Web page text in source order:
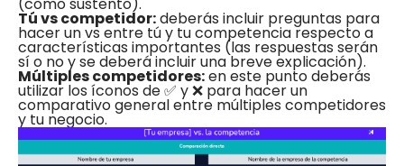
Tú vs competidor:deberás incluir preguntas para
hacer un vs entre tú y tu competencia respecto a
características importantes (las respuestas serán
sí o no y se deberá incluir una breve explicación).
Múltiples competidores:en este punto deberás
utilizar los íconos de ✅ y ❌ para hacer un
comparativo general entre múltiples competidores
y tu negocio.